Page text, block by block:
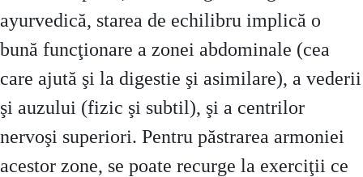
ayurvedică, starea de echilibru implică o
bună funcţionare a zonei abdominale (cea
care ajută şi la digestie şi asimilare), a vederii
şi auzului (fizic şi subtil), şi a centrilor
nervoşi superiori. Pentru păstrarea armoniei
acestor zone, se poate recurge la exerciţii ce